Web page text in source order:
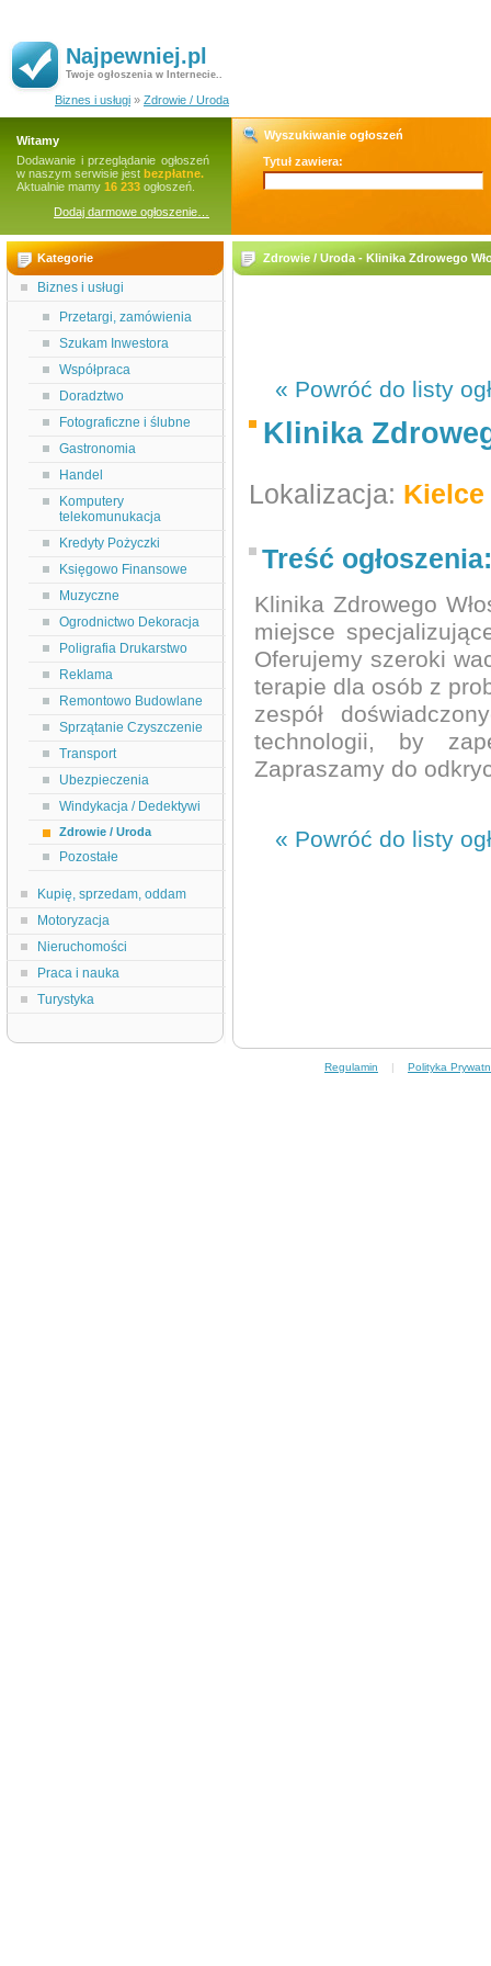
Najpewniej.pl
Twoje ogłoszenia w Internecie..
Biznes i usługi » Zdrowie / Uroda
Witamy
Dodawanie i przeglądanie ogłoszeń
w naszym serwisie jest bezpłatne.
Aktualnie mamy 16 233 ogłoszeń.
Dodaj darmowe ogłoszenie…
Wyszukiwanie ogłoszeń
Tytuł zawiera:
Kategorie
Biznes i usługi
Przetargi, zamówienia
Szukam Inwestora
Współpraca
Doradztwo
Fotograficzne i ślubne
Gastronomia
Handel
Komputery
telekomunukacja
Kredyty Pożyczki
Księgowo Finansowe
Muzyczne
Ogrodnictwo Dekoracja
Poligrafia Drukarstwo
Reklama
Remontowo Budowlane
Sprzątanie Czyszczenie
Transport
Ubezpieczenia
Windykacja / Dedektywi
Zdrowie / Uroda
Pozostałe
Kupię, sprzedam, oddam
Motoryzacja
Nieruchomości
Praca i nauka
Turystyka
Zdrowie / Uroda - Klinika Zdrowego
« Powróć do listy
Klinika
Lokalizacja: Kielce
Treść ogłoszenia:
Klinika Zdrowego
miejsce
Oferujemy szeroki
terapie dla osób z
zespół
technologii, by
Zapraszamy do
« Powróć do listy
Regulamin | Polityka